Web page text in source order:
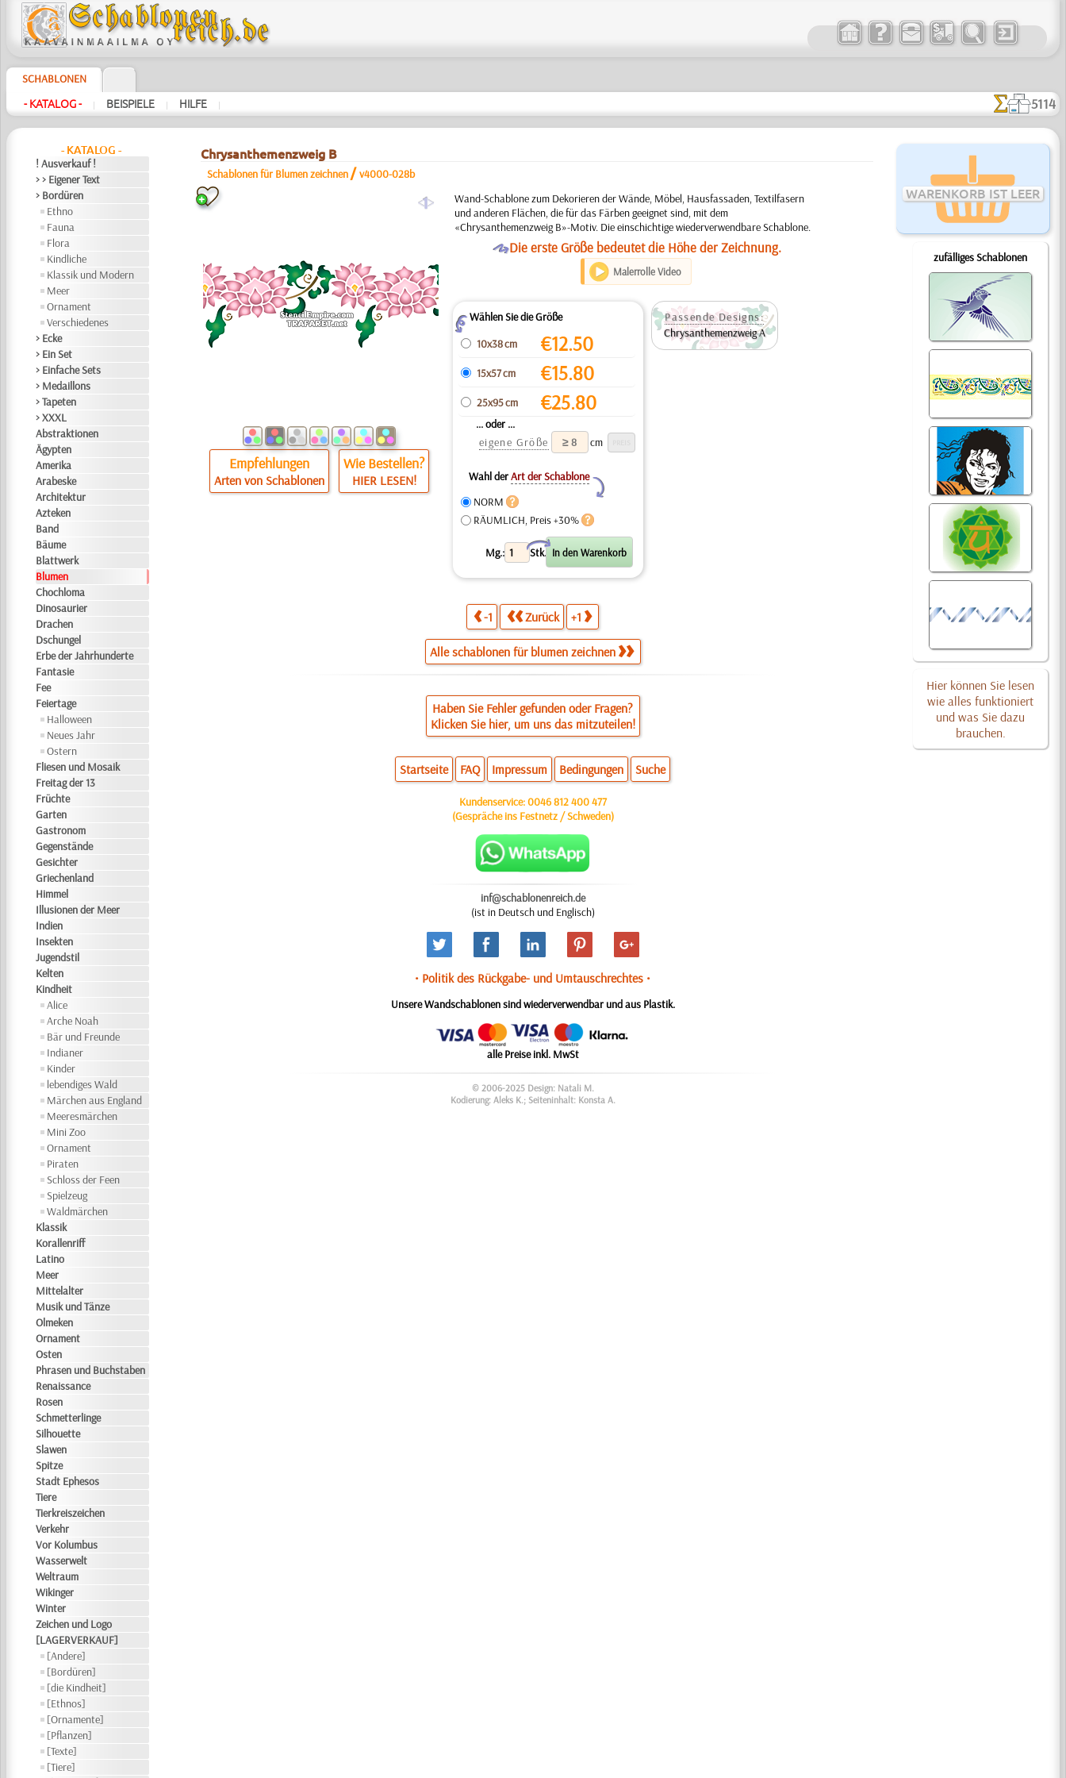
SCHABLONEN
- KATALOG - | BEISPIELE | HILFE | 5114
- KATALOG -
! Ausverkauf !
> > Eigener Text
> Bordüren
Ethno
Fauna
Flora
Kindliche
Klassik und Modern
Meer
Ornament
Verschiedenes
> Ecke
> Ein Set
> Einfache Sets
> Medaillons
> Tapeten
> XXXL
Abstraktionen
Ägypten
Amerika
Arabeske
Architektur
Azteken
Band
Bäume
Blattwerk
Blumen
Chochloma
Dinosaurier
Drachen
Dschungel
Erbe der Jahrhunderte
Fantasie
Fee
Feiertage
Halloween
Neues Jahr
Ostern
Fliesen und Mosaik
Freitag der 13
Früchte
Garten
Gastronom
Gegenstände
Gesichter
Griechenland
Himmel
Illusionen der Meer
Indien
Insekten
Jugendstil
Kelten
Kindheit
Alice
Arche Noah
Bär und Freunde
Indianer
Kinder
lebendiges Wald
Märchen aus England
Meeresmärchen
Mini Zoo
Ornament
Piraten
Schloss der Feen
Spielzeug
Waldmärchen
Klassik
Korallenriff
Latino
Meer
Mittelalter
Musik und Tänze
Olmeken
Ornament
Osten
Phrasen und Buchstaben
Renaissance
Rosen
Schmetterlinge
Silhouette
Slawen
Spitze
Stadt Ephesos
Tiere
Tierkreiszeichen
Verkehr
Vor Kolumbus
Wasserwelt
Weltraum
Wikinger
Winter
Zeichen und Logo
[LAGERVERKAUF]
[Andere]
[Bordüren]
[die Kindheit]
[Ethnos]
[Ornamente]
[Pflanzen]
[Texte]
[Tiere]
WARENKORB IST LEER
zufälliges Schablonen
Hier können Sie lesen
wie alles funktioniert
und was Sie dazu
brauchen.
Chrysanthemenzweig B
Schablonen für Blumen zeichnen /v4000-028b
a
Empfehlungen
Arten von Schablonen
Wie Bestellen?
HIER LESEN!
Wand-Schablone zum Dekorieren der Wände, Möbel, Hausfassaden, Textilfasern
und anderen Flächen, die für das Färben geeignet sind, mit dem
«Chrysanthemenzweig B»-Motiv. Die einschichtige wiederverwendbare Schablone.
ODie erste Größe bedeutet die Höhe der Zeichnung.
Malerrolle Video
ZWählen Sie die Größe
10x38 cm
€12.50
15x57 cm €15.80
25x95 cm €25.80
... oder ...
eigene Größe
cm
Wahl derArt der Schablone
Y
NORM
RÄUMLICH, Preis +30%
Mg.: Stk.
X
Passende Designs:
Chrysanthemenzweig A
-1 Zurück +1
Alle schablonen für blumen zeichnen
Haben Sie Fehler gefunden oder Fragen?
Klicken Sie hier, um uns das mitzuteilen!
Startseite FAQ Impressum Bedingungen Suche
Kundenservice:0046 812 400 477
(Gespräche ins Festnetz / Schweden)
inf@schablonenreich.de
(ist in Deutsch und Englisch)
• Politik des Rückgabe- und Umtauschrechtes •
Unsere Wandschablonen sind wiederverwendbar und aus Plastik.
alle Preise inkl. MwSt
© 2006-2025 Design: Natali M.
Kodierung: Aleks K.; Seiteninhalt: Konsta A.